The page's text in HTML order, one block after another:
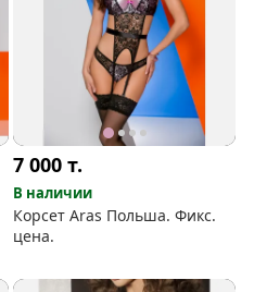
7 000т.
В наличии
Корсет Aras Польша. Фикс.
цена.